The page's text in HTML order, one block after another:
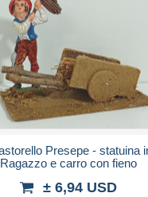
Presepe - statuina
Ragazzo e carro con fieno
± 6,94 USD